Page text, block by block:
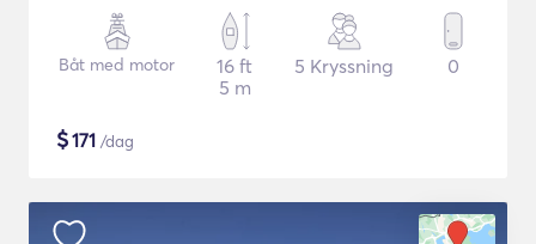
Båt med motor
16 ft
5 m
5 Kryssning 0
$171 /dag